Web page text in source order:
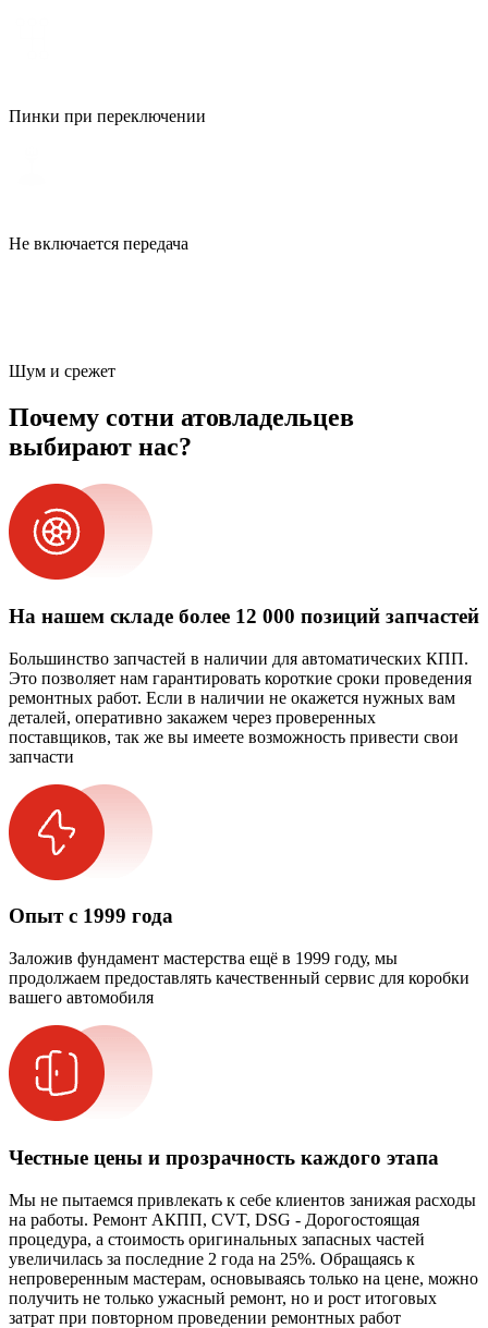
Пинки при переключении
Не включается передача
Шум и срежет
Почему сотни атовладельцев
выбирают нас?
На нашем складе более 12 000 позиций запчастей
Большинство запчастей в наличии для автоматических КПП.
Это позволяет нам гарантировать короткие сроки проведения
ремонтных работ. Если в наличии не окажется нужных вам
деталей, оперативно закажем через проверенных
поставщиков, так же вы имеете возможность привести свои
запчасти
Опыт с 1999 года
Заложив фундамент мастерства ещё в 1999 году, мы
продолжаем предоставлять качественный сервис для коробки
вашего автомобиля
Честные цены и прозрачность каждого этапа
Мы не пытаемся привлекать к себе клиентов занижая расходы
на работы. Ремонт АКПП, CVT, DSG - Дорогостоящая
процедура, а стоимость оригинальных запасных частей
увеличилась за последние 2 года на 25%. Обращаясь к
непроверенным мастерам, основываясь только на цене, можно
получить не только ужасный ремонт, но и рост итоговых
затрат при повторном проведении ремонтных работ